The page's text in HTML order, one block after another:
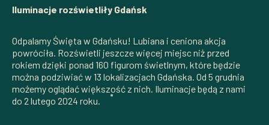
Iluminacje rozświetliły Gdańsk
Odpalamy Święta w Gdańsku! Lubiana i ceniona akcja
powróciła. Rozświetli jeszcze więcej miejsc niż przed
rokiem dzięki ponad 160 figurom świetlnym, które będzie
można podziwiać w 13 lokalizacjach Gdańska. Od 5 grudnia
możemy oglądać większość z nich. Iluminacje będą z nami
do 2 lutego 2024 roku.